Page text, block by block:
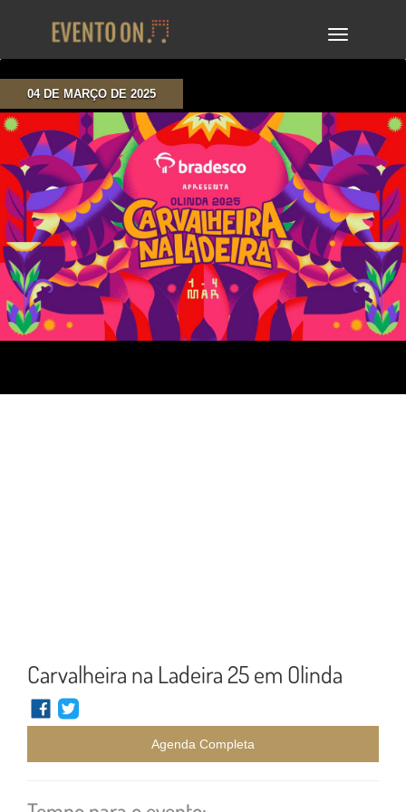
TOGGLE
04 DE MARÇO DE 2025
Carvalheira na Ladeira 25 em Olinda
Agenda Completa